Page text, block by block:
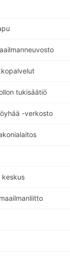
tukisäätiö
-verkosto
keskus